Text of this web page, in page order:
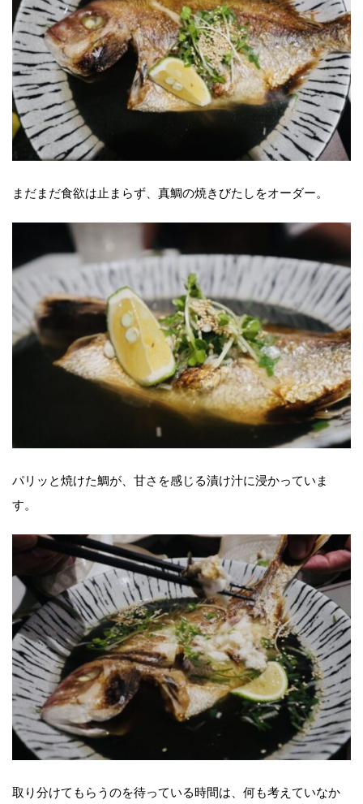
まだまだ食欲は止まらず、真鯛の焼きびたしをオーダー。
パリッと焼けた鯛が、甘さを感じる漬け汁に浸かっていま
す。
取り分けてもらうのを待っている時間は、何も考えていなか